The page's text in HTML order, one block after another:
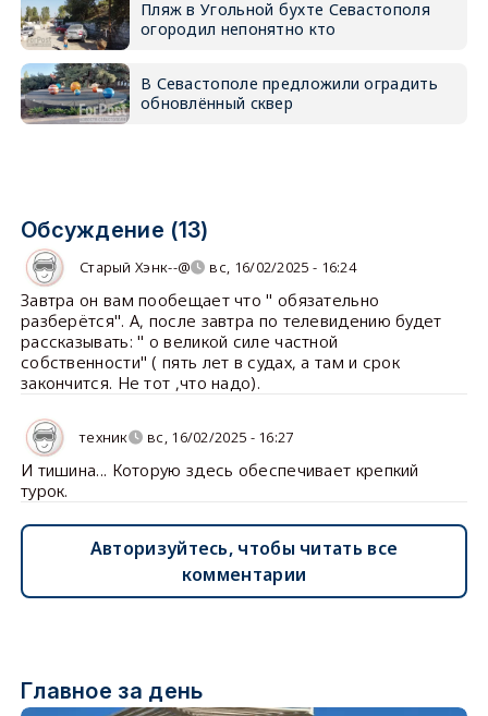
Пляж в Угольной бухте Севастополя
огородил непонятно кто
В Севастополе предложили оградить
обновлённый сквер
Обсуждение (13)
Старый Хэнк--@ вс, 16/02/2025 - 16:24
Завтра он вам пообещает что " обязательно
разберётся". А, после завтра по телевидению будет
рассказывать: " о великой силе частной
собственности" ( пять лет в судах, а там и срок
закончится. Не тот ,что надо).
техник вс, 16/02/2025 - 16:27
И тишина... Которую здесь обеспечивает крепкий
турок.
Авторизуйтесь, чтобы читать все
комментарии
Главное за день